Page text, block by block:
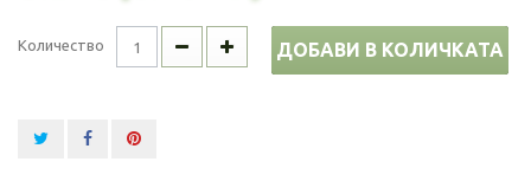
Количество ДОБАВИ В КОЛИЧКАТА